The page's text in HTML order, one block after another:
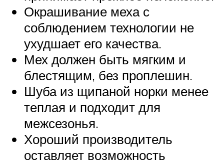
Окрашивание меха с
соблюдением технологии не
ухудшает его качества.
Мех должен быть мягким и
блестящим, без проплешин.
Шуба из щипаной норки менее
теплая и подходит для
межсезонья.
Хороший производитель
оставляет возможность